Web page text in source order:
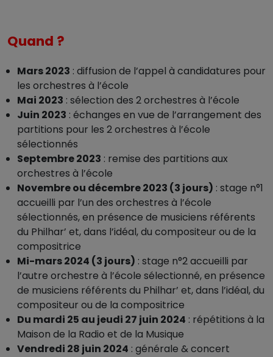
Quand ?
Mars 2023 : diffusion de l’appel à candidatures pour
les orchestres à l’école
Mai 2023 : sélection des 2 orchestres à l’école
Juin 2023 : échanges en vue de l’arrangement des
partitions pour les 2 orchestres à l’école
sélectionnés
Septembre 2023 : remise des partitions aux
orchestres à l’école
Novembre ou décembre 2023 (3 jours) : stage n°1
accueilli par l’un des orchestres à l’école
sélectionnés, en présence de musiciens référents
du Philhar’ et, dans l’idéal, du compositeur ou de la
compositrice
Mi-mars 2024 (3 jours) : stage n°2 accueilli par
l’autre orchestre à l’école sélectionné, en présence
de musiciens référents du Philhar’ et, dans l’idéal, du
compositeur ou de la compositrice
Du mardi 25 au jeudi 27 juin 2024 : répétitions à la
Maison de la Radio et de la Musique
Vendredi 28 juin 2024 : générale & concert